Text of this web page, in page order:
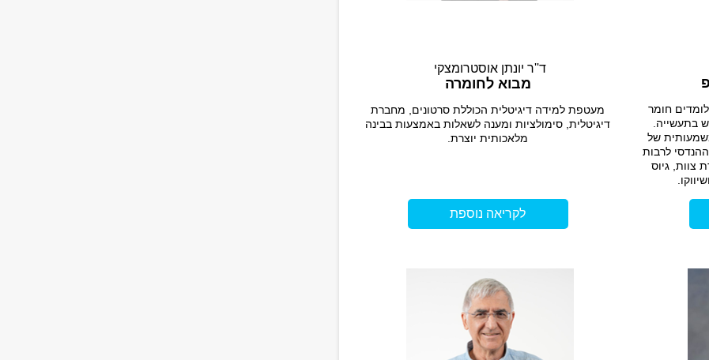
חומר
בתעשייה.
של
לרבות
צוות, גיוס
ד''ר יונתן אוסטרומצקי
מבוא לחומרה
מעטפת למידה דיגיטלית הכוללת סרטונים, מחברת
דיגיטלית, סימולציות ומענה לשאלות באמצעות בבינה
מלאכותית יוצרת.
לקריאה נוספת